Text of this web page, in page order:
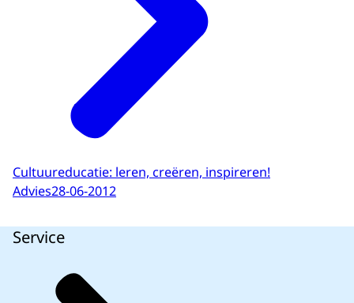
Cultuureducatie: leren, creëren, inspireren!
Advies28-06-2012
Service